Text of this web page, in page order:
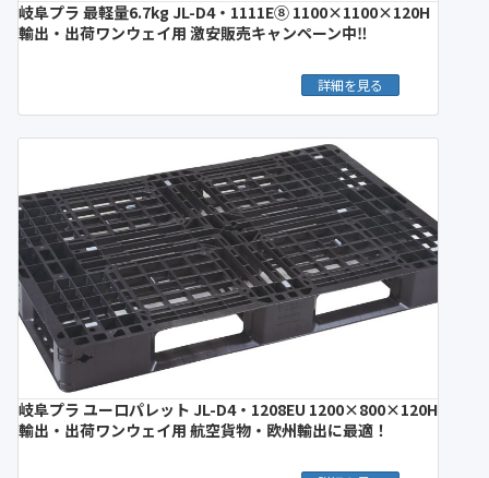
岐阜プラ 最軽量6.7kg JL-D4・1111E⑧ 1100×1100×120H
輸出・出荷ワンウェイ用 激安販売キャンペーン中‼︎
詳細を見る
岐阜プラ ユーロパレット JL-D4・1208EU 1200×800×120H
輸出・出荷ワンウェイ用 航空貨物・欧州輸出に最適！